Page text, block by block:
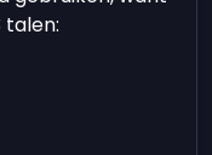
talen: